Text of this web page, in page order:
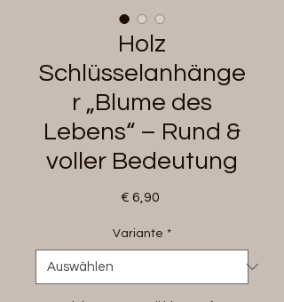
Holz
Schlüsselanhänge
r „Blume des
Lebens“ – Rund &
voller Bedeutung
€ 6,90Preis
Variante *